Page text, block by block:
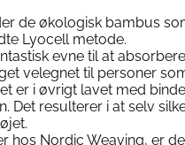
de økologisk bambus
Lyocell metode.
evne til at
velegnet til personer
er i øvrigt lavet med
Det resulterer i at selv
hos Nordic Weaving, er